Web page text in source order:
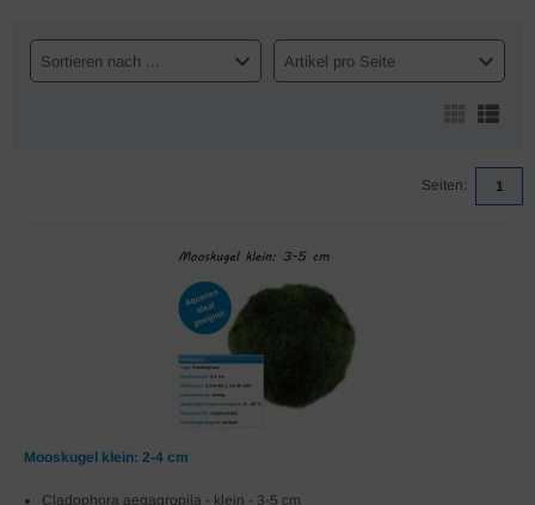
Sortieren nach ... Artikel pro Seite
Seiten: 1
Mooskugel klein: 2-4 cm
Cladophora aegagropila - klein - 3-5 cm